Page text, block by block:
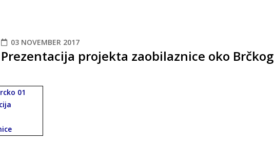
03 NOVEMBER 2017
Prezentacija projekta zaobilaznice oko Brčkog